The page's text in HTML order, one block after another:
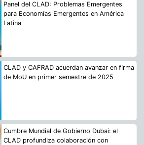
Panel del CLAD: Problemas Emergentes
para Economías Emergentes en América
Latina
CLAD y CAFRAD acuerdan avanzar en firma
de MoU en primer semestre de 2025
Cumbre Mundial de Gobierno Dubai: el
CLAD profundiza colaboración con